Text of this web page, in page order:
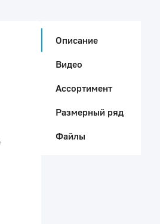
Описание
Видео
Ассортимент
Размерный ряд
Файлы